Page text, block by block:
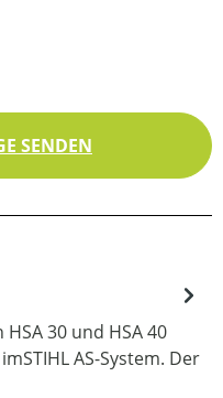
SENDEN
30 und HSA 40
AS-System. Der